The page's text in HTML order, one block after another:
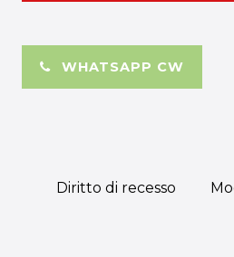
WHATSAPP CW
Diritto di recesso